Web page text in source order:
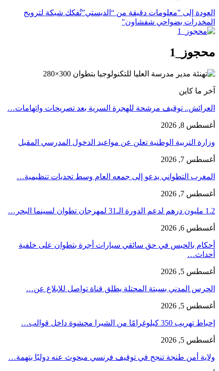
العودة إلى "معلومات دقيقة من “الديستي”تُفكك شبكة لترويج
المخدرات بضواحي شفشاون"
محجوز_1
آخر ما كاين
العرائش.. توقيف مرشحة للهجرة السرية بعد تصريحات واتهامات…
أغسطس 8, 2026
وزارة التربية الوطنية تعلن عن مواعيد الدخول المدرسي المقبل
أغسطس 7, 2026
المغرب التطواني يدعو إلى جمعه العام وسط تحديات تنظيمية…
أغسطس 7, 2026
1.2 مليون درهم لدعم الدورة الـ31 لمهرجان تطوان لسينما البحر…
أغسطس 6, 2026
أحكام بالحبس في حق سائقي سيارات أجرة بتطوان على خلفية
أحداث…
أغسطس 5, 2026
الحرس المدني بسبتة المحتلة يطلق قناة تواصل للإبلاغ عن…
أغسطس 5, 2026
إحباط تهريب 350 كيلوغرامًا من الشيرا محشوة داخل قوالب…
أغسطس 5, 2026
ولاية أمن طنجة تنجح في توقيف فرنسي مبحوث عنه دوليًا بتهمة…